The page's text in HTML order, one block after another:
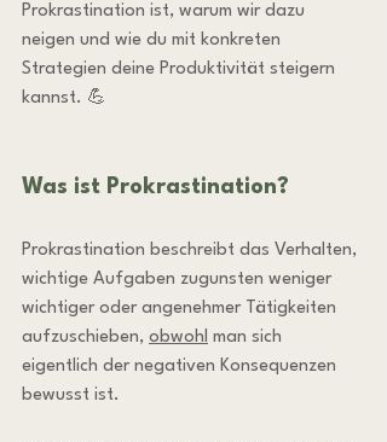
Prokrastination ist, warum wir dazu
neigen und wie du mit konkreten
Strategien deine Produktivität steigern
kannst. 💪
Was ist Prokrastination?
Prokrastination beschreibt das Verhalten,
wichtige Aufgaben zugunsten weniger
wichtiger oder angenehmer Tätigkeiten
aufzuschieben, obwohl man sich
eigentlich der negativen Konsequenzen
bewusst ist.